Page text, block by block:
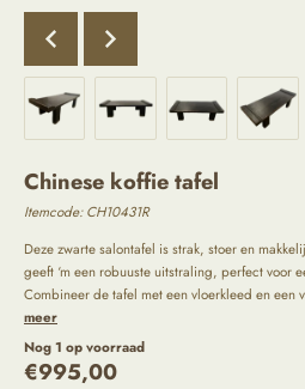
Chinese koffie tafel
Itemcode: CH10431R
Deze zwarte salontafel is strak, stoer en
geeft ‘m een robuuste uitstraling, perfect voor
Combineer de tafel met een vloerkleed en een
meer
Nog 1 op voorraad
€995,00